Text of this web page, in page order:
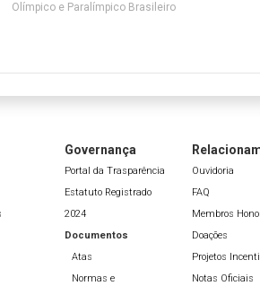
Olímpico e Paralímpico Brasileiro
Governança
Portal da Trasparência
Estatuto Registrado
2024
Documentos
Atas
Normas e
Ouvidoria
FAQ
Membros
Doações
Projetos
Notas Oficiais